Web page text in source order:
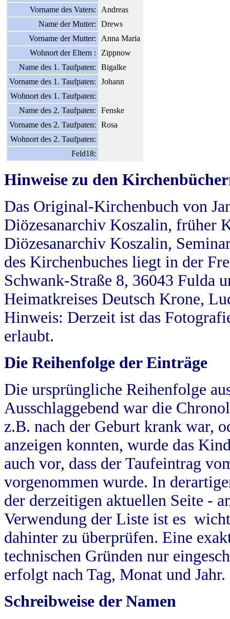
Vorname des Vaters:
Andreas
Name der Mutter:
Drews
Vorname der Mutter:
Anna Maria
Wohnort der Eltern :
Zippnow
Name des 1. Taufpaten:
Bigalke
Vorname des 1. Taufpaten:
Johann
Wohnort des 1. Taufpaten:
Name des 2. Taufpaten:
Fenske
Vorname des 2. Taufpaten:
Rosa
Wohnort des 2. Taufpaten:
Feld18:
Hinweise zu den
Das Original-Kirchenbuch von
Diözesanarchiv Koszalin, früher
Diözesanarchiv Koszalin,
des Kirchenbuches liegt in der
Schwank-Straße 8, 36043 Fulda
Heimatkreises Deutsch Krone,
Hinweis: Derzeit ist das
erlaubt.
Die Reihenfolge der Einträge
Die ursprüngliche Reihenfolge
Ausschlaggebend war die
z.B. nach der Geburt krank war,
anzeigen konnten, wurde das
auch vor, dass der Taufeintrag
vorgenommen wurde. In
der derzeitigen aktuellen Seite -
Verwendung der Liste ist es
dahinter zu überprüfen. Eine
technischen Gründen nur
erfolgt nach Tag, Monat und Jahr.
Schreibweise der Namen